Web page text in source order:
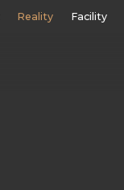
Reality Facility